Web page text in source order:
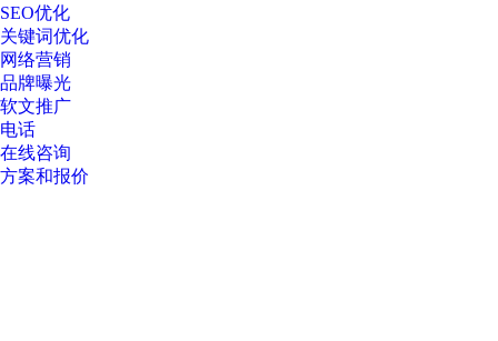
SEO优化
关键词优化
网络营销
品牌曝光
软文推广
电话
在线咨询
方案和报价